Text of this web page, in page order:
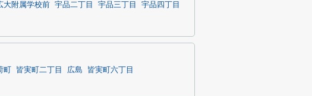
大附属学校前 宇品二丁目 宇品三丁目
宇品四丁目
皆実町二丁目 広島
皆実町六丁目